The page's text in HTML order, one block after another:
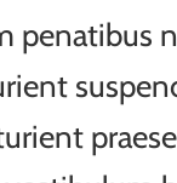
penatibus